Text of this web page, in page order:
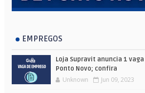
EMPREGOS
Loja Supravit anuncia 1
Ponto Novo; confira
Unknown Jun 09, 2023